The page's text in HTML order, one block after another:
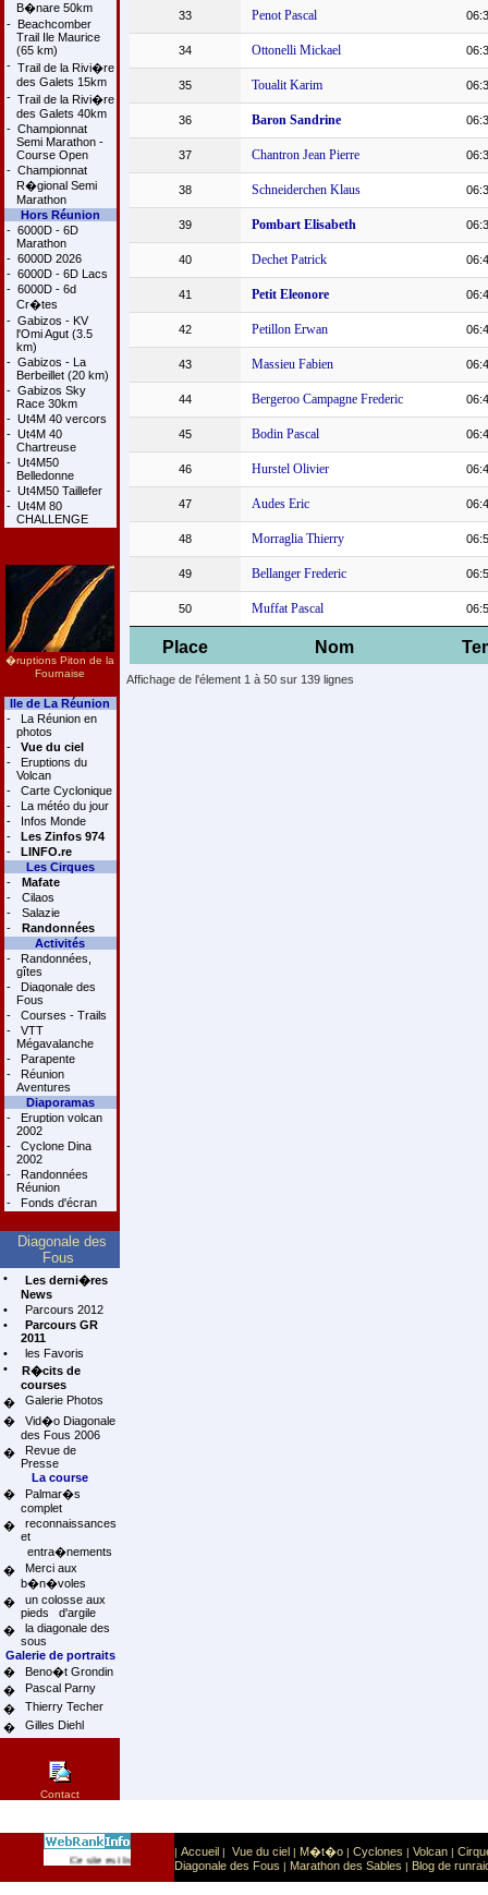
B�nare 50km
- Beachcomber
Trail Ile Maurice
(65 km)
- Trail de la Rivi�re
des Galets 15km
- Trail de la Rivi�re
des Galets 40km
- Championnat
Semi Marathon -
Course Open
- Championnat
R�gional Semi
Marathon
Hors Réunion
- 6000D - 6D
Marathon
- 6000D 2026
- 6000D - 6D Lacs
- 6000D - 6d
Cr�tes
- Gabizos - KV
l'Omi Agut (3.5
km)
- Gabizos - La
Berbeillet (20 km)
- Gabizos Sky
Race 30km
- Ut4M 40 vercors
- Ut4M 40
Chartreuse
- Ut4M50
Belledonne
- Ut4M50 Taillefer
- Ut4M 80
CHALLENGE
�ruptions Piton de la
Fournaise
Ile de La Réunion
-
La Réunion en
photos
-
Vue du ciel
-
Eruptions du
Volcan
-
Carte Cyclonique
-
La météo du jour
-
Infos Monde
-
Les Zinfos 974
-
LINFO.re
Les Cirques
-
Mafate
-
Cilaos
-
Salazie
-
Randonnées
Activités
-
Randonnées,
gîtes
-
Diagonale des
Fous
-
Courses - Trails
-
VTT
Mégavalanche
-
Parapente
-
Réunion
Aventures
Diaporamas
-
Eruption volcan
2002
-
Cyclone Dina
2002
-
Randonnées
Réunion
-
Fonds d'écran
Diagonale des
Fous
•
Les derni�res
News
•
Parcours 2012
•
Parcours GR
2011
•
les Favoris
•
R�cits de
courses
�
Galerie Photos
�
Vid�o Diagonale
des Fous 2006
�
Revue de
Presse
La course
�
Palmar�s
complet
�
reconnaissances
et
entra�nements
�
Merci aux
b�n�voles
�
un colosse aux
pieds d'argile
�
la diagonale des
sous
Galerie de portraits
�
Beno�t Grondin
�
Pascal Parny
�
Thierry Techer
�
Gilles Diehl
Contact
Place Nom
33 Penot Pascal
34 Ottonelli Mickael
35 Toualit Karim
36 Baron Sandrine
37 Chantron Jean Pierre
38 Schneiderchen Klaus
39 Pombart Elisabeth
40 Dechet Patrick
41 Petit Eleonore
42 Petillon Erwan
43 Massieu Fabien
44 Bergeroo Campagne Frederic
45 Bodin Pascal
46 Hurstel Olivier
47 Audes Eric
48 Morraglia Thierry
49 Bellanger Frederic
50 Muffat Pascal
Affichage de l'élement 1 à 50 sur 139 lignes
Ce site est list� dans la cat�gorie Sport: Sports extr�mes
| Accueil | Vue du ciel | M�t�o | Cyclones | Volcan |
Diagonale des Fous | Marathon des Sables | Blog de